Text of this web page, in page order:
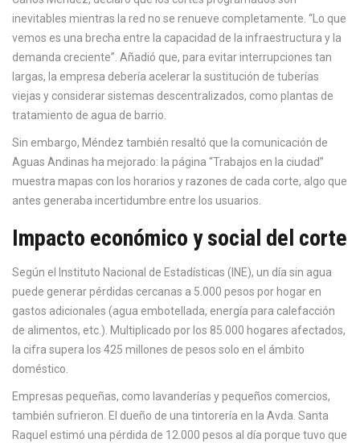
inevitables mientras la red no se renueve completamente. “Lo que
vemos es una brecha entre la capacidad de la infraestructura y la
demanda creciente”. Añadió que, para evitar interrupciones tan
largas, la empresa debería acelerar la sustitución de tuberías
viejas y considerar sistemas descentralizados, como plantas de
tratamiento de agua de barrio.
Sin embargo, Méndez también resaltó que la comunicación de
Aguas Andinas ha mejorado: la página “Trabajos en la ciudad”
muestra mapas con los horarios y razones de cada corte, algo que
antes generaba incertidumbre entre los usuarios.
Impacto económico y social del corte
Según el Instituto Nacional de Estadísticas (INE), un día sin agua
puede generar pérdidas cercanas a 5.000 pesos por hogar en
gastos adicionales (agua embotellada, energía para calefacción
de alimentos, etc.). Multiplicado por los 85.000 hogares afectados,
la cifra supera los 425 millones de pesos solo en el ámbito
doméstico.
Empresas pequeñas, como lavanderías y pequeños comercios,
también sufrieron. El dueño de una tintorería en la Avda. Santa
Raquel estimó una pérdida de 12.000 pesos al día porque tuvo que